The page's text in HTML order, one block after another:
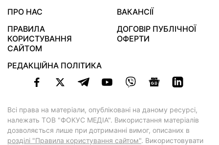
ПРО НАС
ВАКАНСІЇ
ПРАВИЛА
КОРИСТУВАННЯ
САЙТОМ
ДОГОВІР ПУБЛІЧНОЇ
ОФЕРТИ
РЕДАКЦІЙНА ПОЛІТИКА
Всі права на матеріали, опубліковані на даному ресурсі,
належать ТОВ "ФОКУС МЕДІА". Використання матеріалів
дозволяється лише при дотриманні вимог, описаних в
розділі "Правила користування сайтом". Використовувати